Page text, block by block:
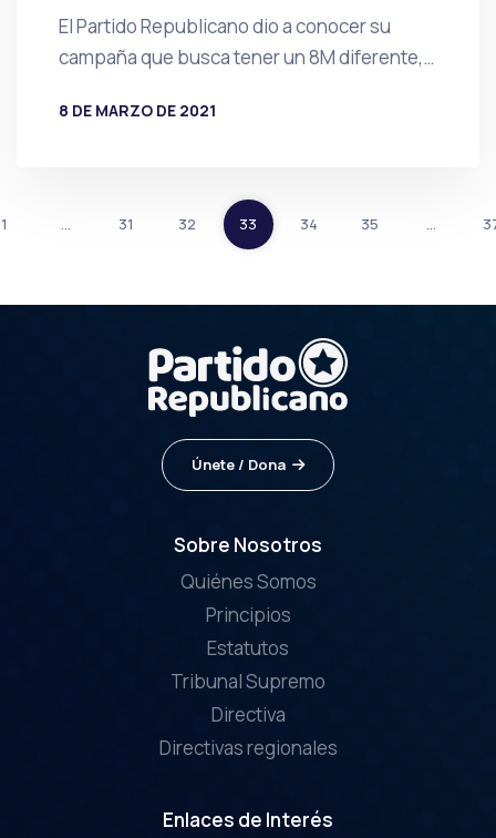
El Partido Republicano dio a conocer su
campaña que busca tener un 8M diferente,…
8 DE MARZO DE 2021
1 … 31 32 33 34 35 …
Únete / Dona
Sobre Nosotros
Quiénes Somos
Principios
Estatutos
Tribunal Supremo
Directiva
Directivas regionales
Enlaces de Interés